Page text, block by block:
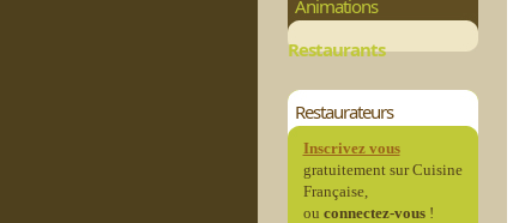
Animations
Restaurants
Restaurateurs
Inscrivez vous
gratuitement sur Cuisine
Française,
ou connectez-vous!